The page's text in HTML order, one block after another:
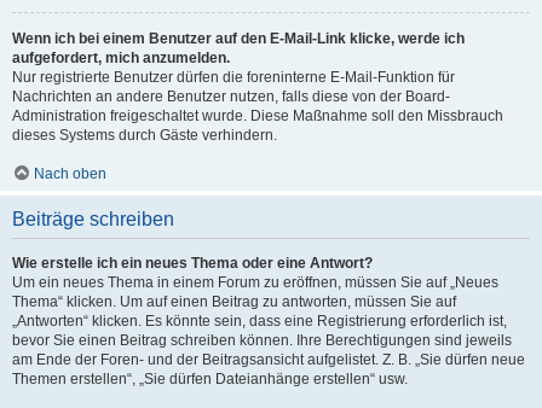
Wenn ich bei einem Benutzer auf den E-Mail-Link klicke, werde ich
aufgefordert, mich anzumelden.
Nur registrierte Benutzer dürfen die foreninterne E-Mail-Funktion für
Nachrichten an andere Benutzer nutzen, falls diese von der Board-
Administration freigeschaltet wurde. Diese Maßnahme soll den Missbrauch
dieses Systems durch Gäste verhindern.
Nach oben
Beiträge schreiben
Wie erstelle ich ein neues Thema oder eine Antwort?
Um ein neues Thema in einem Forum zu eröffnen, müssen Sie auf „Neues
Thema“ klicken. Um auf einen Beitrag zu antworten, müssen Sie auf
„Antworten“ klicken. Es könnte sein, dass eine Registrierung erforderlich ist,
bevor Sie einen Beitrag schreiben können. Ihre Berechtigungen sind jeweils
am Ende der Foren- und der Beitragsansicht aufgelistet. Z. B. „Sie dürfen neue
Themen erstellen“, „Sie dürfen Dateianhänge erstellen“ usw.